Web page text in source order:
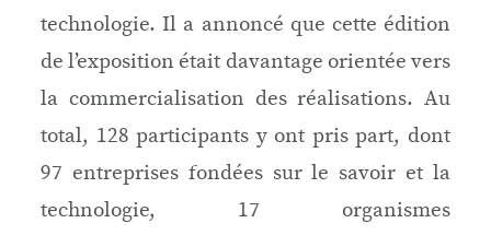
technologie. Il a annoncé que cette édition
de l’exposition était davantage orientée vers
la commercialisation des réalisations. Au
total, 128 participants y ont pris part, dont
97 entreprises fondées sur le savoir et la
technologie, 17 organismes